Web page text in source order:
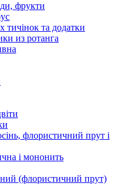
фрукти
тичінок та додатки
из ротанга
флористичний прут і
і мононить
(флористичний прут)